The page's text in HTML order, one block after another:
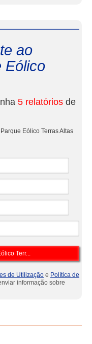
ao
Eólico
5 relatórios de
Eólico Terras Altas
de Utilização e Política de
informação sobre